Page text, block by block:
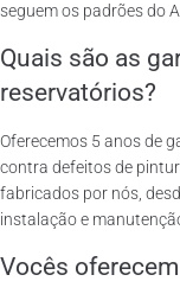
seguem os padrões do
Quais são as
reservatórios?
Oferecemos 5 anos de
contra defeitos de
fabricados por nós,
instalação e
Vocês